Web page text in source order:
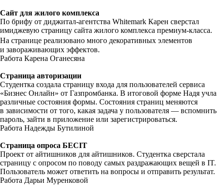
Сайт для жилого комплекса
По брифу от диджитал-агентства Whitemark Карен сверстал
имиджевую страницу сайта жилого комплекса премиум-класса.
На странице реализовано много декоративных элементов
и завораживающих эффектов.
Работа Карена Оганесяна
Страница авторизации
Студентка создала страницу входа для пользователей сервиса
«Бизнес Онлайн» от Газпромбанка. В итоговой форме Надя учла
различные состояния формы. Состояния страниц меняются
в зависимости от того, какая задача у пользователя — вспомнить
пароль, зайти в приложение или зарегистрироваться.
Работа Надежды Бутилиной
Страница опроса БЕСIT
Проект от айтишников для айтишников. Студентка сверстала
страницу с опросом по поводу самых раздражающих вещей в IT.
Пользователь может ответить на вопросы и отправить результат.
Работа Дарьи Муренковой